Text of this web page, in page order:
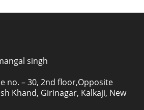
singh
no. – 30, 2nd floor,Opposite
Khand, Girinagar, Kalkaji, New